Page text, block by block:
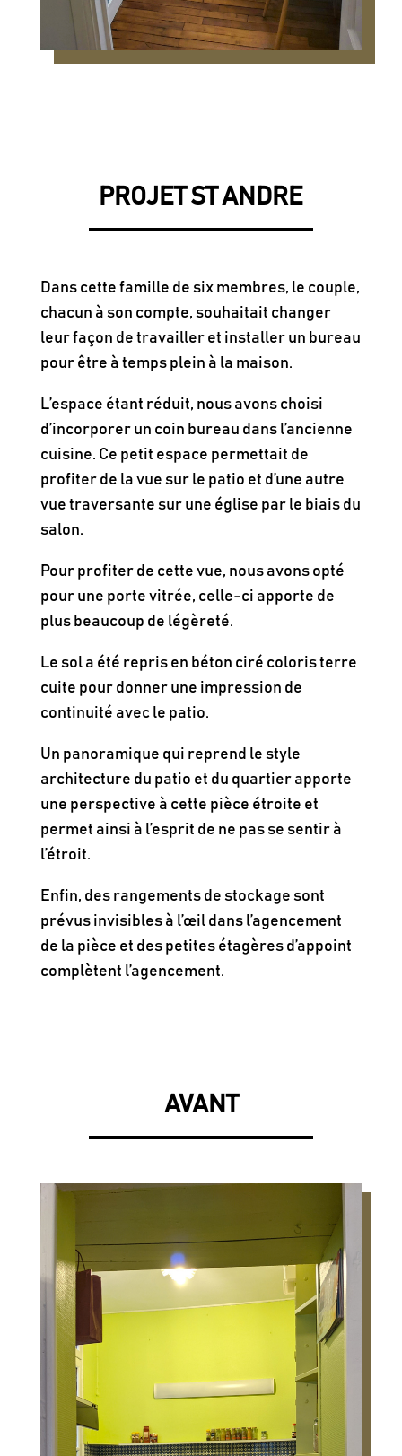
PROJET ST ANDRE
Dans cette famille de six membres, le couple,
chacun à son compte, souhaitait changer
leur façon de travailler et installer un bureau
pour être à temps plein à la maison.
L’espace étant réduit, nous avons choisi
d’incorporer un coin bureau dans l’ancienne
cuisine. Ce petit espace permettait de
profiter de la vue sur le patio et d’une autre
vue traversante sur une église par le biais du
salon.
Pour profiter de cette vue, nous avons opté
pour une porte vitrée, celle-ci apporte de
plus beaucoup de légèreté.
Le sol a été repris en béton ciré coloris terre
cuite pour donner une impression de
continuité avec le patio.
Un panoramique qui reprend le style
architecture du patio et du quartier apporte
une perspective à cette pièce étroite et
permet ainsi à l’esprit de ne pas se sentir à
l’étroit.
Enfin, des rangements de stockage sont
prévus invisibles à l’œil dans l’agencement
de la pièce et des petites étagères d’appoint
complètent l’agencement.
AVANT